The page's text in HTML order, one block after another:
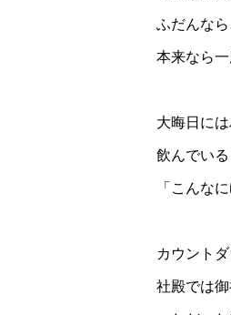
ふだんな
本来なら
大晦日に
飲んでい
「こんな
カウント
社殿では